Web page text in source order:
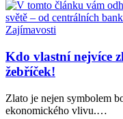
Zajímavosti
Kdo vlastní nejvíce
žebříček!
Zlato je nejen symbolem
ekonomického vlivu.…